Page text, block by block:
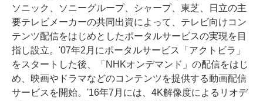
ソニック、ソニーグループ、シャープ、東芝、日立の主
要テレビメーカーの共同出資によって、テレビ向けコン
テンツ配信をはじめとしたポータルサービスの実現を目
指し設立。'07年2月にポータルサービス「アクトビラ」
をスタートした後、「NHKオンデマンド」の配信をはじ
め、映画やドラマなどのコンテンツを提供する動画配信
サービスを開始。'16年7月には、4K解像度によるリオデ